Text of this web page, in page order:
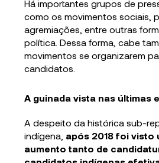
Há importantes grupos de
como os movimentos sociais,
agremiações, entre outras
política. Dessa forma, cabe
movimentos se organizarem
candidatos.
A guinada vista nas últimas
A despeito da histórica sub-
indígena, após 2018 foi visto
aumento tanto de